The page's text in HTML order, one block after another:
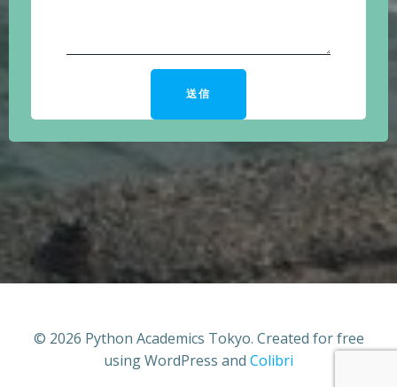
© 2026 Python Academics Tokyo. Created for free
using WordPress and Colibri